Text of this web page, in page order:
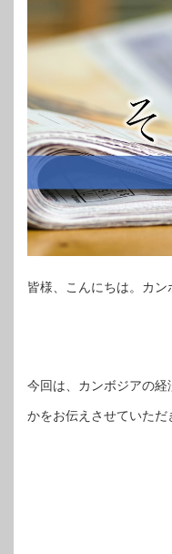
皆様、こんにちは。カン
今回は、カンボジアの
かをお伝えさせていただ